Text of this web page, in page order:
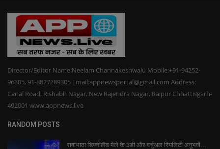
Director/Editor Name:Neelam Channakeshwalu Mobile:+91-94252-
96305, 91-8827289305 Email:appnewsportal@gmail.com Address:
Canal Road, Rishabh Nagar, New Rajendra Nagar, Raipur Chhattisgarh-
492001 www.appnews.live
RANDOM POSTS
रावांभाठा डिज्नीलैंड मेले के 3डी और वर्चुअल रियलिटी अनुभवों...